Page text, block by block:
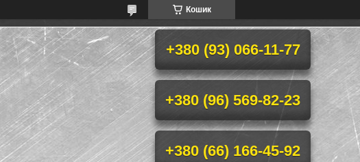
Кошик
+380 (93) 066-11-77
+380 (96) 569-82-23
+380 (66) 166-45-92